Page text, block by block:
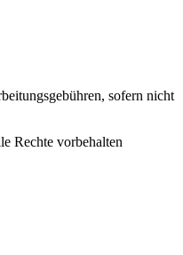
sofern nicht
Rechte vorbehalten